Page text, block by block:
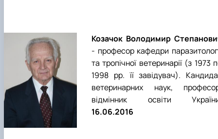
Козачок Володимир
- професор кафедри
та тропічної ветеринарії (з 1973
1998 рр. її завідувач).
ветеринарних наук,
відмінник освіти
16.06.2016